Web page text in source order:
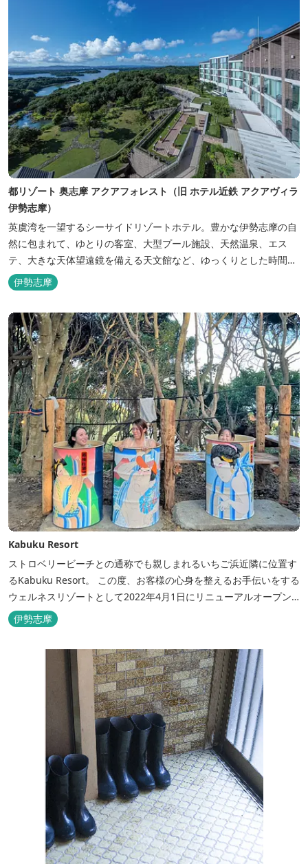
都リゾート 奥志摩 アクアフォレスト（旧 ホテル近鉄 アクアヴィラ
伊勢志摩）
英虞湾を一望するシーサイドリゾートホテル。豊かな伊勢志摩の自
然に包まれて、ゆとりの客室、大型プール施設、天然温泉、エス
テ、大きな天体望遠鏡を備える天文館など、ゆっくりとした時間を
楽しみながら過ごすことができます。 屋内プール：通年 屋外プー
ル：2025年7月19日（土）～8月31日（日）
伊勢志摩
Kabuku Resort
ストロベリービーチとの通称でも親しまれるいちご浜近隣に位置す
るKabuku Resort。 この度、お客様の心身を整えるお手伝いをする
ウェルネスリゾートとして2022年4月1日にリニューアルオープン
いたしました。 フィンランド式ロウリュテントサウナがご宿泊区画
に1張ずつ付属されたプランが登場。 「ととのう」条件が揃い、さ
らに皆様に楽しんでもらえる空間となりました。 満点の星空の下で
伊勢志摩